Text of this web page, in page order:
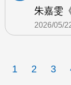
朱嘉雯
2026/05/
1 2 3